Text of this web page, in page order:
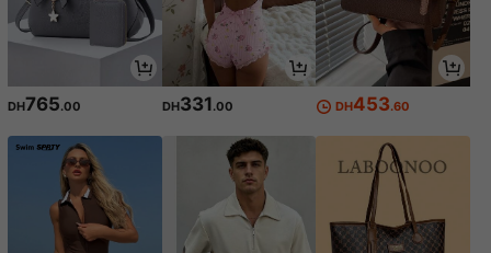
DH765.00 DH331.00 DH453.60